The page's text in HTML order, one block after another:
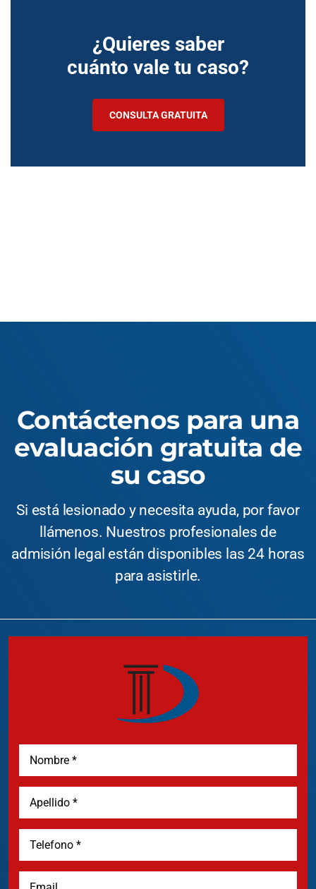
¿Quieres saber
cuánto vale tu caso?
CONSULTA GRATUITA
Contáctenos para una
evaluación gratuita de
su caso
Si está lesionado y necesita ayuda, por favor
llámenos. Nuestros profesionales de
admisión legal están disponibles las 24 horas
para asistirle.